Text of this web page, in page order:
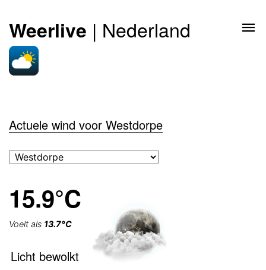
Weerlive | Nederland
Actuele wind voor Westdorpe
15.9°C
Voelt als 13.7°C
Licht bewolkt